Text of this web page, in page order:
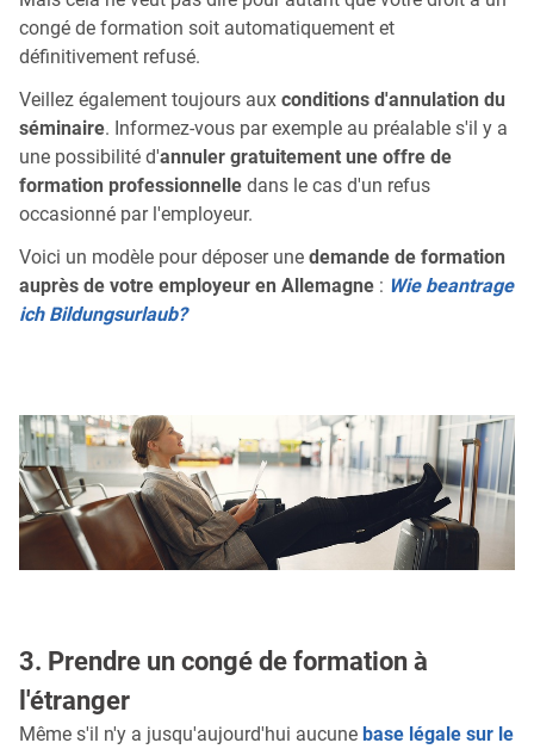
congé de formation soit automatiquement et
définitivement refusé.
Veillez également toujours aux conditions d'annulation du
séminaire. Informez-vous par exemple au préalable s'il y a
une possibilité d'annuler gratuitement une offre de
formation professionnelle dans le cas d'un refus
occasionné par l'employeur.
Voici un modèle pour déposer une demande de formation
auprès de votre employeur en Allemagne : Wie beantrage
ich Bildungsurlaub?
3. Prendre un congé de formation à
l'étranger
Même s'il n'y a jusqu'aujourd'hui aucune base légale sur le